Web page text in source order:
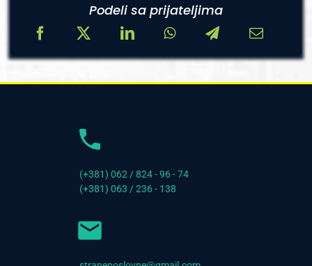
Podeli sa prijateljima
(+381) 062 / 824 - 96 - 74
(+381) 063 / 236 - 138